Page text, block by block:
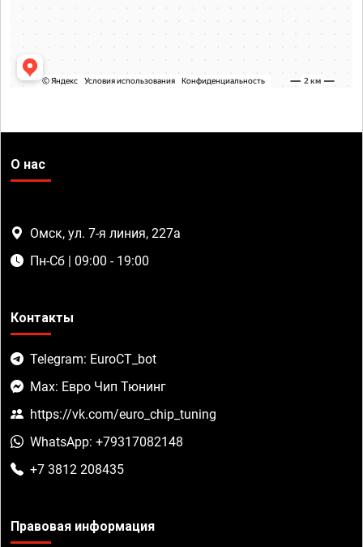
О нас
Омск, ул. 7-я линия, 227а
Пн-Сб | 09:00 - 19:00
Контакты
Telegram: EuroCT_bot
Max: Евро Чип Тюнинг
https://vk.com/euro_chip_tuning
WhatsApp: +79317082148
+7 3812 208435
Правовая информация